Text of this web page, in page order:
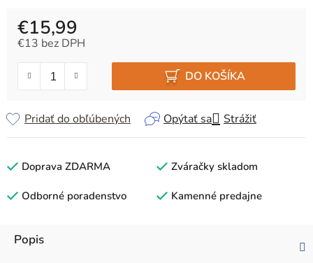
€15,99
€13 bez DPH
DO KOŠÍKA
Opýtať sa Strážiť
Pridať do obľúbených
Doprava ZDARMA Zváračky skladom
Odborné poradenstvo Kamenné predajne
Popis